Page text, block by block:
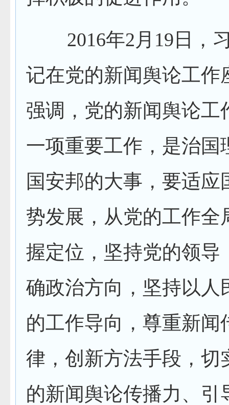
2016年2月19日，
记在党的新闻舆论工作
强调，党的新闻舆论工
一项重要工作，是治国
国安邦的大事，要适应
势发展，从党的工作全
握定位，坚持党的领导
确政治方向，坚持以人
的工作导向，尊重新闻
律，创新方法手段，切
的新闻舆论传播力、引